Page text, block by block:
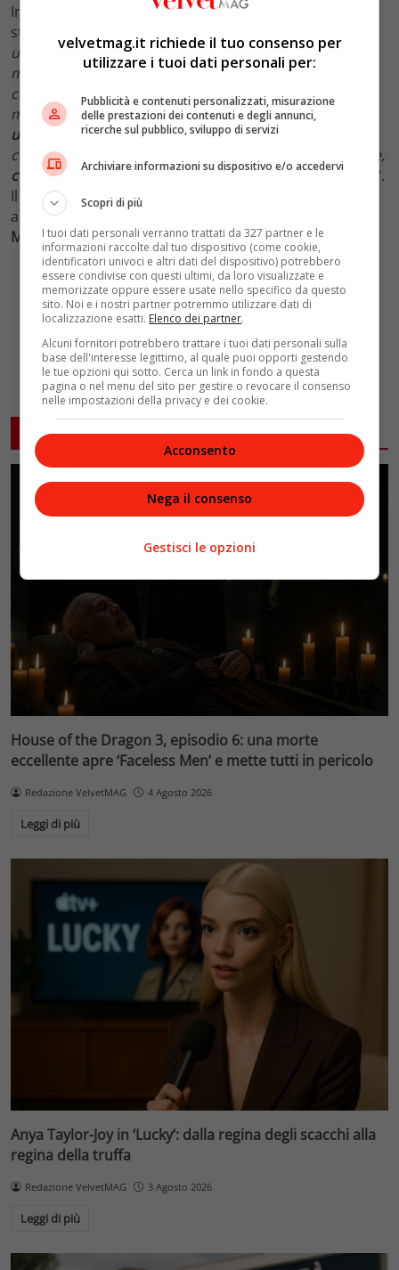
In merito al progetto, in occasione della conferenza
stampa, Laura Morante ha dichiarato: “
un po’ paura, non solo perché è un personaggio reale,
ma perchétutti la ricordano, era molto presente in tv,
con le sue interviste.
– proseguendo –
Roberto Faenza
mi ha detto ‘non cerco un’imitazione, ma
un’interpretazione‘ e allora una cosa che mi aveva
colpito in tv è che aveva un modo particolare di parlare,
come se parlando stesse sempre ascoltando una voce
“.
Il cast del film comprenderà, oltre a Laura Morante,
anche:Federico Cesari,
Marchesi,Sofia D’Elia,Mariano Rigillo.
ARTICOLI CORRELATI
House of the Dragon 3, episodio 6: una morte
eccellente apre ‘Faceless Men’ e mette tutti in pericolo
Redazione VelvetMAG 4 Agosto 2026
Leggi di più
Anya Taylor-Joy in ‘Lucky’: dalla regina degli scacchi alla
regina della truffa
Redazione VelvetMAG 3 Agosto 2026
Leggi di più
velvetmag.it richiede il tuo consenso per
utilizzare i tuoi dati personali per:
Pubblicità e contenuti personalizzati, misurazione
delle prestazioni dei contenuti e degli annunci,
ricerche sul pubblico, sviluppo di servizi
Archiviare informazioni su dispositivo e/o accedervi
Scopri di più
I tuoi dati personali verranno trattati da 327 partner e le
informazioni raccolte dal tuo dispositivo (come cookie,
identificatori univoci e altri dati del dispositivo) potrebbero
essere condivise con questi ultimi, da loro visualizzate e
memorizzate oppure essere usate nello specifico da questo
sito. Noi e i nostri partner potremmo utilizzare dati di
localizzazione esatti. Elenco dei partner.
Alcuni fornitori potrebbero trattare i tuoi dati personali sulla
base dell'interesse legittimo, al quale puoi opporti gestendo
le tue opzioni qui sotto. Cerca un link in fondo a questa
pagina o nel menu del sito per gestire o revocare il consenso
nelle impostazioni della privacy e dei cookie.
Acconsento
Nega il consenso
Gestisci le opzioni